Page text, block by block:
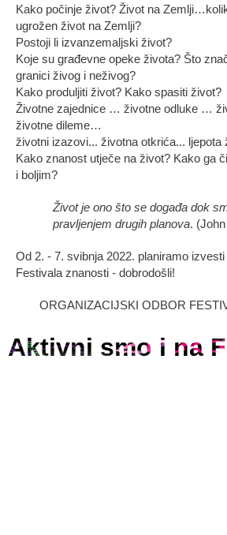
Kako počinje život? Život na
ugrožen život na Zemlji?
Postoji li izvanzemaljski život?
Koje su građevne opeke života? Što
granici živog i neživog?
Kako produljiti život? Kako spasiti život?
Životne zajednice … životne odluke …
životne dileme…
životni izazovi... životna otkrića...
Kako znanost utječe na život? Kako ga
i boljim?
Život je ono što se događa dok
pravljenjem drugih planova.
Od 2. - 7. svibnja 2022. planiramo
Festivala znanosti - dobrodošli!
ORGANIZACIJSKI ODBOR
Aktivni smo i na